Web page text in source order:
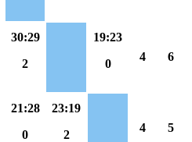
30:29
2
19:23
0
4 6
21:28
0
23:19
2
4 5